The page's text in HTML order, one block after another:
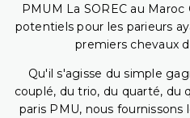
PMUM La SOREC au
potentiels pour les parieurs
premiers chevaux
Qu'il s'agisse du simple
couplé, du trio, du quarté, du
paris PMU, nous